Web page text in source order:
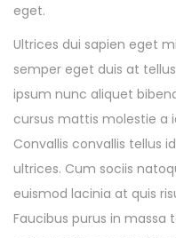
eget.
Ultrices dui sapien eget
semper eget duis at
ipsum nunc aliquet
cursus mattis molestie a
Convallis convallis tellus
ultrices. Cum sociis
euismod lacinia at quis
Faucibus purus in